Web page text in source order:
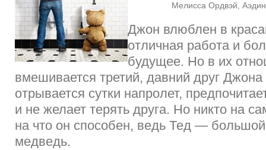
Мелисса Ордвэй,
Джон влюблен в
отличная работа и
будущее. Но в их
вмешивается третий, давний друг
отрывается сутки напролет,
и не желает терять друга. Но никто на
на что он способен, ведь Тед —
медведь.